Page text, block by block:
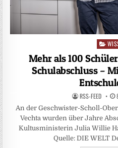
Posted
in
Mehr als 100
Schulabschluss –
RSS-FEED
An der Geschwister-Scholl-
Vechta wurden über Jahre
Kultusministerin Julia Willie
Quelle: DIE WELT